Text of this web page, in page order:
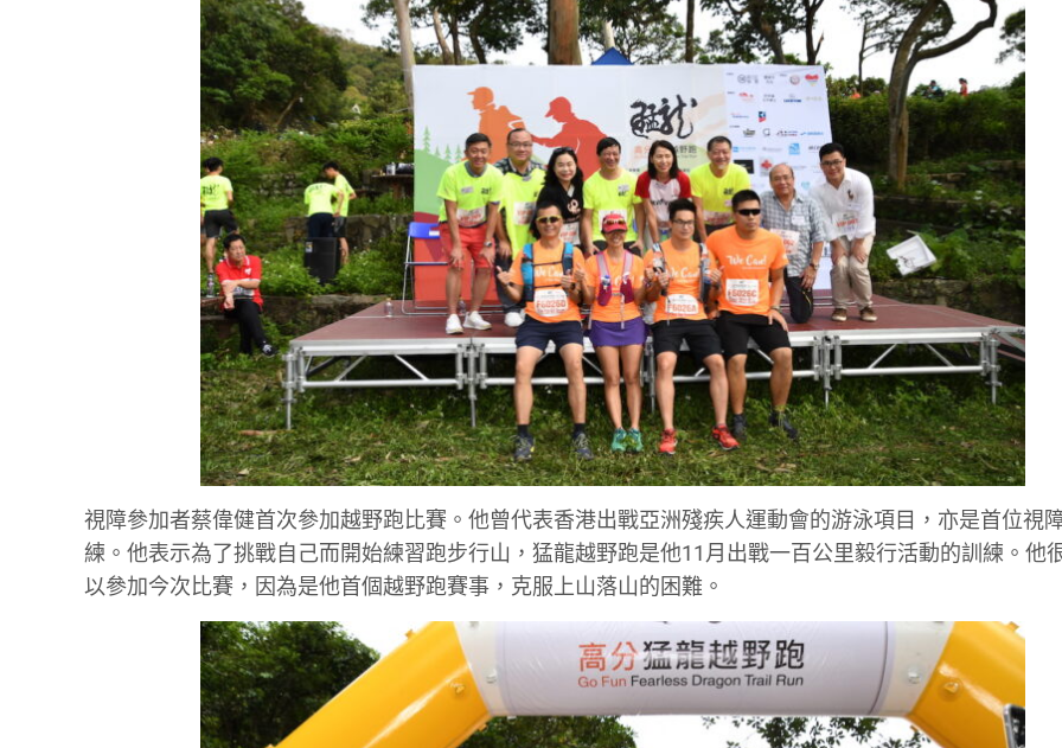
視障參加者蔡偉健首次參加越野跑比賽。他曾代表香港出戰亞洲殘疾人運動會的游泳項目，亦是首位視
練。他表示為了挑戰自己而開始練習跑步行山，猛龍越野跑是他11月出戰一百公里毅行活動的訓練。他
以參加今次比賽，因為是他首個越野跑賽事，克服上山落山的困難。